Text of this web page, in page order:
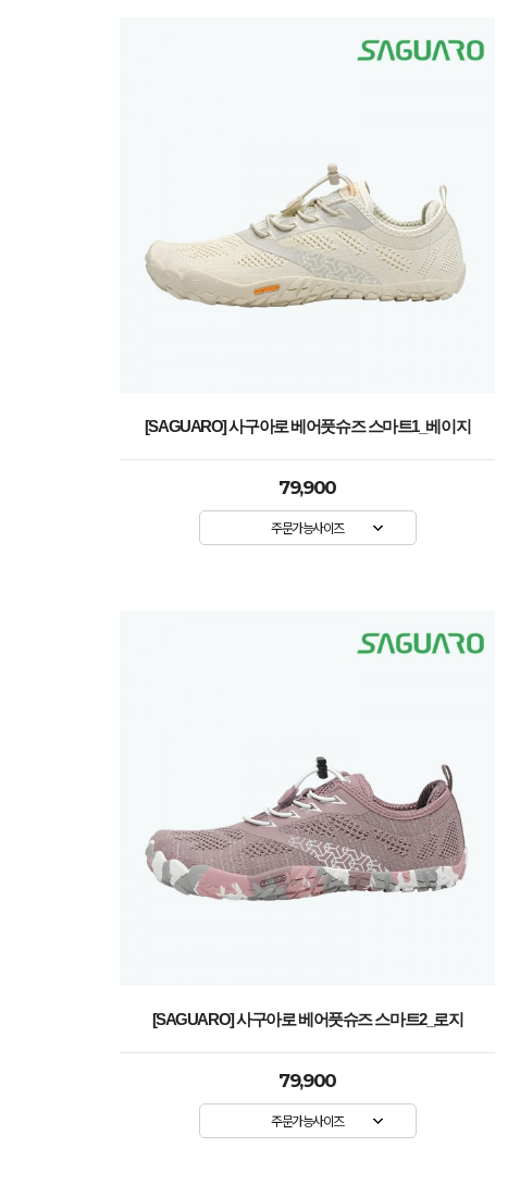
[SAGUARO] 사구아로 베어풋슈즈 스마트1_베이지
79,900
주문가능사이즈
[SAGUARO] 사구아로 베어풋슈즈 스마트2_로지
79,900
주문가능사이즈